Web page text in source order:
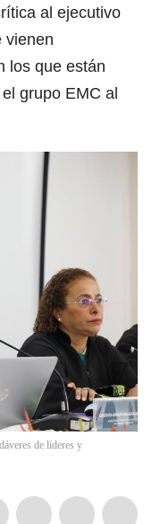
al ejecutivo
vienen
los que están
grupo EMC al
de líderes y